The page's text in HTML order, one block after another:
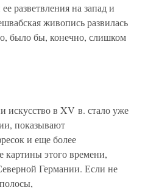
разветвления на запад и
живопись развилась
было бы, конечно, слишком
искусство в XV в. стало уже
показывают
и еще более
картины этого времени,
Германии. Если не